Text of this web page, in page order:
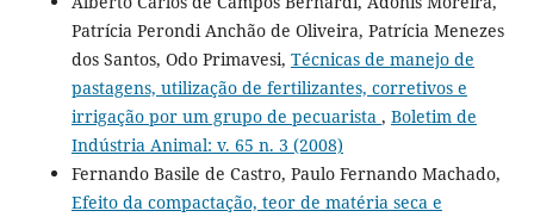
Patrícia Perondi Anchão de Oliveira, Patrícia Menezes
dos Santos, Odo Primavesi, Técnicas de manejo de
pastagens, utilização de fertilizantes, corretivos e
irrigação por um grupo de pecuarista , Boletim de
Indústria Animal: v. 65 n. 3 (2008)
Fernando Basile de Castro, Paulo Fernando Machado,
Efeito da compactação, teor de matéria seca e